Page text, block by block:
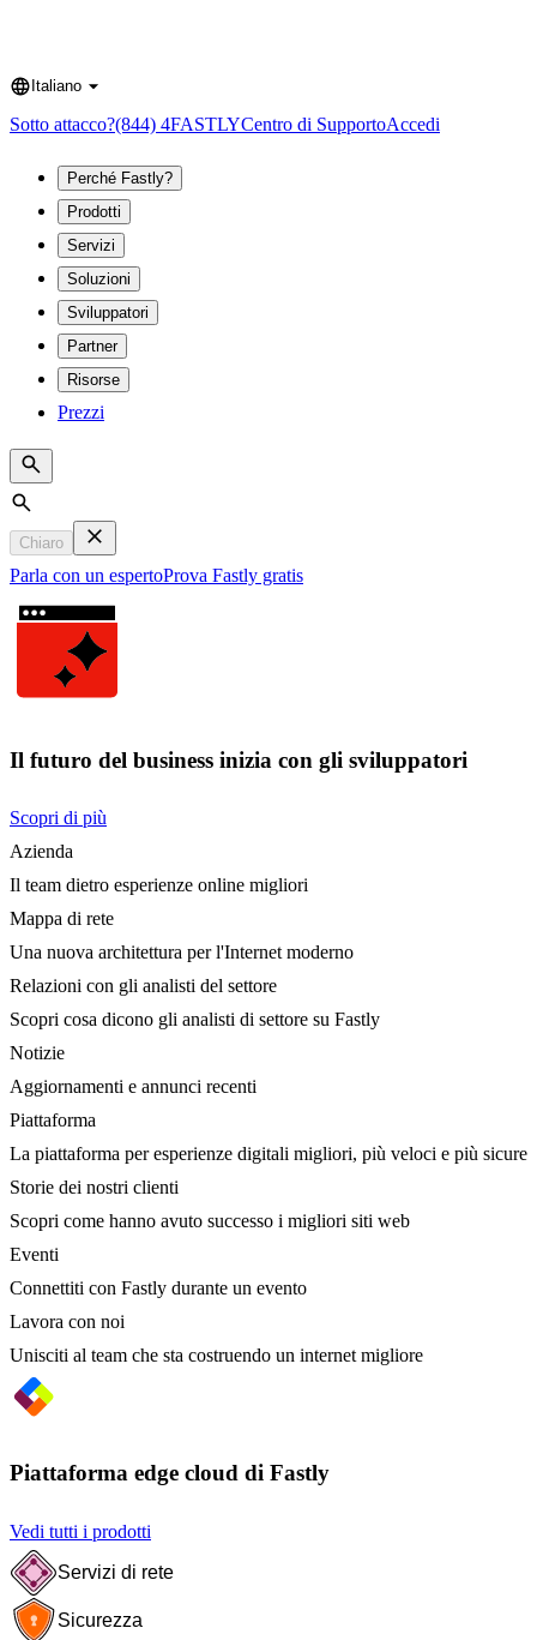
Language
Italiano
Sotto attacco?(844) 4FASTLYCentro di SupportoAccedi
Perché Fastly?
Prodotti
Servizi
Soluzioni
Sviluppatori
Partner
Risorse
Prezzi
Search
Chiaro
Parla con un espertoProva Fastly gratis
Il futuro del business inizia con gli sviluppatori
Scopri di più
Azienda
Il team dietro esperienze online migliori
Mappa di rete
Una nuova architettura per l'Internet moderno
Relazioni con gli analisti del settore
Scopri cosa dicono gli analisti di settore su Fastly
Notizie
Aggiornamenti e annunci recenti
Piattaforma
La piattaforma per esperienze digitali migliori, più veloci e più sicure
Storie dei nostri clienti
Scopri come hanno avuto successo i migliori siti web
Eventi
Connettiti con Fastly durante un evento
Lavora con noi
Unisciti al team che sta costruendo un internet migliore
Piattaforma edge cloud di Fastly
Vedi tutti i prodotti
Servizi di rete
Sicurezza